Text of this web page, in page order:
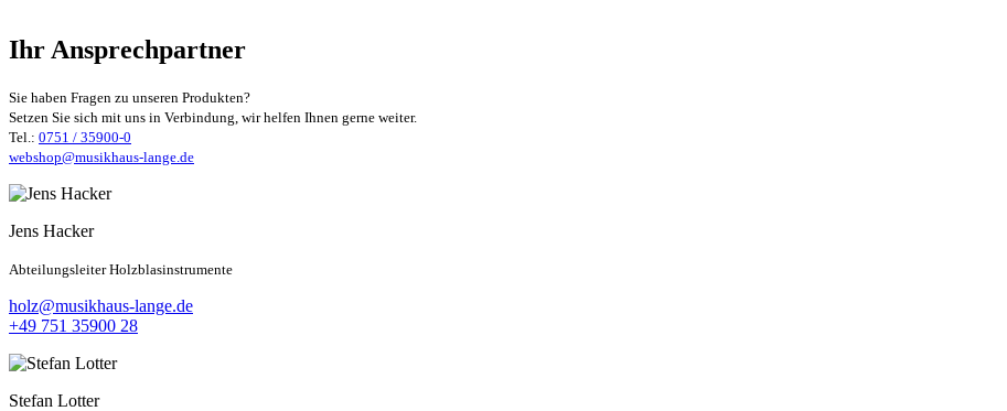
Ihr Ansprechpartner
Sie haben Fragen zu unseren Produkten?
Setzen Sie sich mit uns in Verbindung, wir helfen Ihnen gerne weiter.
Tel.: 0751 / 35900-0
webshop@musikhaus-lange.de
Jens Hacker
Abteilungsleiter Holzblasinstrumente
holz@musikhaus-lange.de
+49 751 35900 28
Stefan Lotter